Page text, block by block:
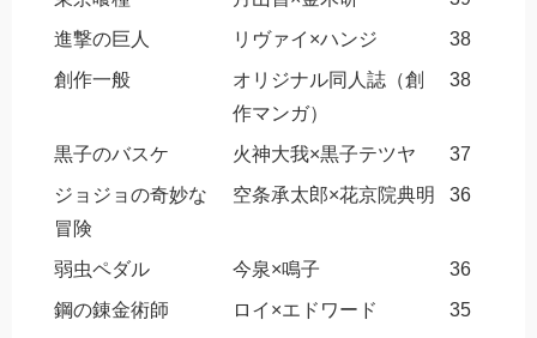
進撃の巨人
リヴァイ×ハンジ
38
創作一般
オリジナル同人誌（創
作マンガ）
38
黒子のバスケ 火神大我×黒子テツヤ
37
ジョジョの奇妙な
冒険
空条承太郎×花京院典明 36
弱虫ペダル 今泉×鳴子
36
鋼の錬金術師
ロイ×エドワード
35